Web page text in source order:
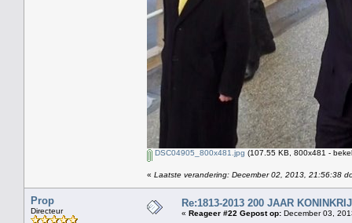
DSC04905_800x481.jpg (107.55 KB, 800x481 -
« Laatste verandering: December 02, 2013, 21:56:38
Prop
Directeur
Re:1813-2013 200 JAAR
« Reageer #22 Gepost op: December 03,